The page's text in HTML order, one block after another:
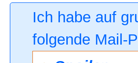
Ich habe auf
folgende Mail-